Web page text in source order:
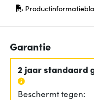
(opent in nieuw venster)
Garantie
2 jaar standaard
Beschermt tegen: